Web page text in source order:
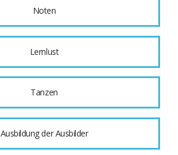
Noten
Lernlust
Tanzen
Ausbildung der Ausbilder